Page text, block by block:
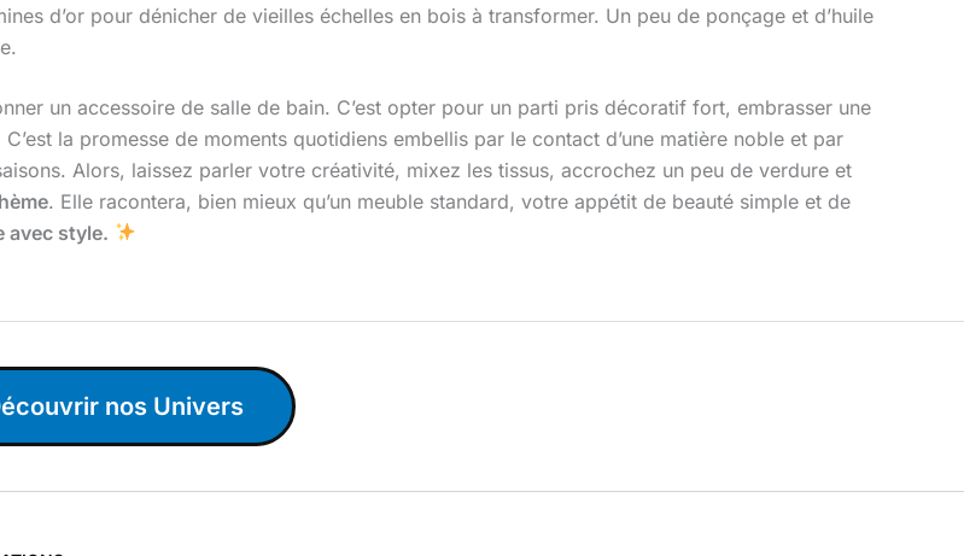
d’or pour dénicher de vieilles échelles en bois à transformer. Un peu de ponçage et d’huile
un accessoire de salle de bain. C’est opter pour un parti pris décoratif fort, embrasser une
la promesse de moments quotidiens embellis par le contact d’une matière noble et par
Alors, laissez parler votre créativité, mixez les tissus, accrochez un peu de verdure et
. Elle racontera, bien mieux qu’un meuble standard, votre appétit de beauté simple et de
avec style.
nos Univers